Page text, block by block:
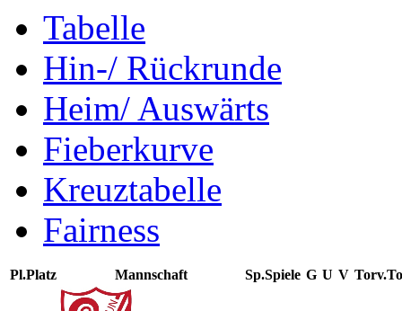
Tabelle
Hin-/ Rückrunde
Heim/ Auswärts
Fieberkurve
Kreuztabelle
Fairness
Pl.Platz Mannschaft Sp.Spiele G U V Torv.